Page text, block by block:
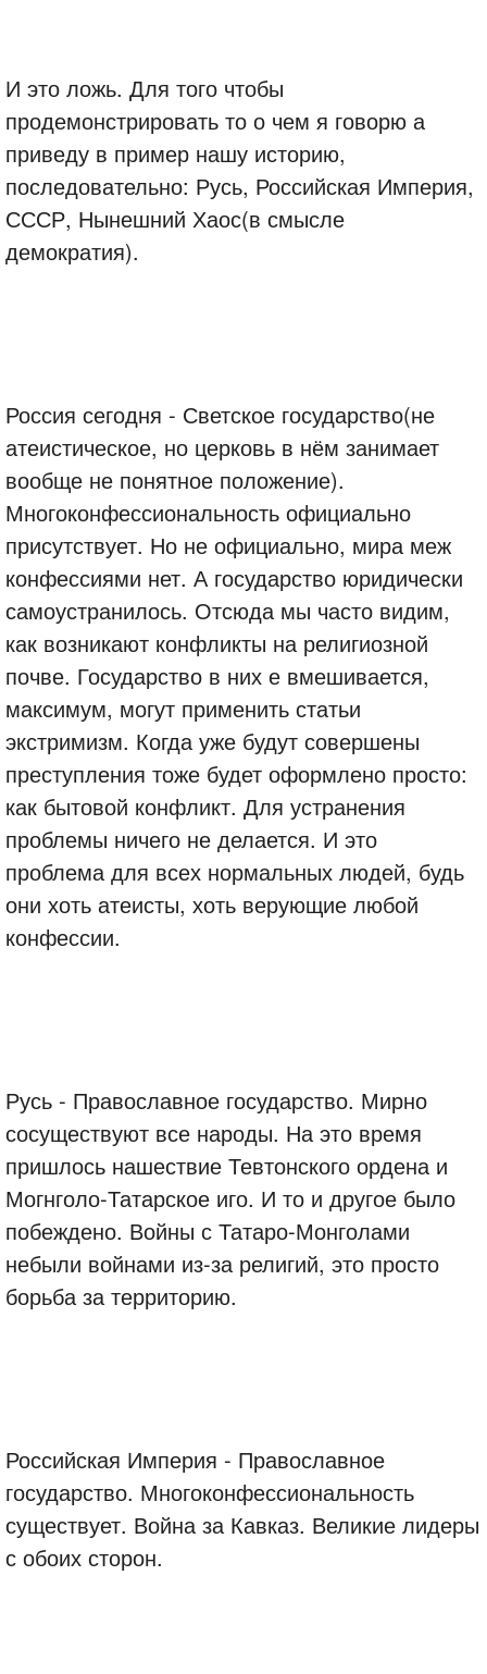
И это ложь. Для того чтобы
продемонстрировать то о чем я говорю а
приведу в пример нашу историю,
последовательно: Русь, Российская Империя,
СССР, Нынешний Хаос(в смысле
демократия).
Россия сегодня - Светское государство(не
атеистическое, но церковь в нём занимает
вообще не понятное положение).
Многоконфессиональность официально
присутствует. Но не официально, мира меж
конфессиями нет. А государство юридически
самоустранилось. Отсюда мы часто видим,
как возникают конфликты на религиозной
почве. Государство в них е вмешивается,
максимум, могут применить статьи
экстримизм. Когда уже будут совершены
преступления тоже будет оформлено просто:
как бытовой конфликт. Для устранения
проблемы ничего не делается. И это
проблема для всех нормальных людей, будь
они хоть атеисты, хоть верующие любой
конфессии.
Русь - Православное государство. Мирно
сосуществуют все народы. На это время
пришлось нашествие Тевтонского ордена и
Могнголо-Татарское иго. И то и другое было
побеждено. Войны с Татаро-Монголами
небыли войнами из-за религий, это просто
борьба за территорию.
Российская Империя - Православное
государство. Многоконфессиональность
существует. Война за Кавказ. Великие лидеры
с обоих сторон.